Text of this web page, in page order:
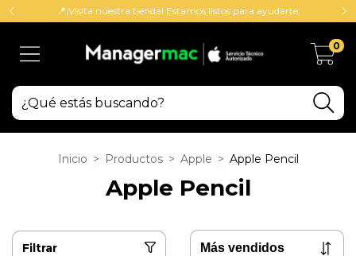
📍¡Visita nuestra tienda! Estamos listos para ayudarte.
0
Inicio > Productos > Apple > Apple Pencil
Apple Pencil
Filtrar